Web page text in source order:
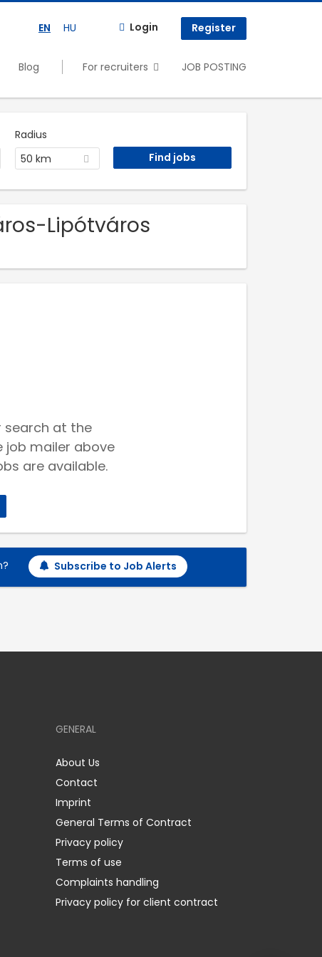
EN HU Login Register
Blog For recruiters JOB POSTING
Radius
50 km
Lipótváros
search at the
job mailer above
are available.
Subscribe to Job Alerts
GENERAL
About Us
Contact
Imprint
General Terms of Contract
Privacy policy
Terms of use
Complaints handling
Privacy policy for client contract